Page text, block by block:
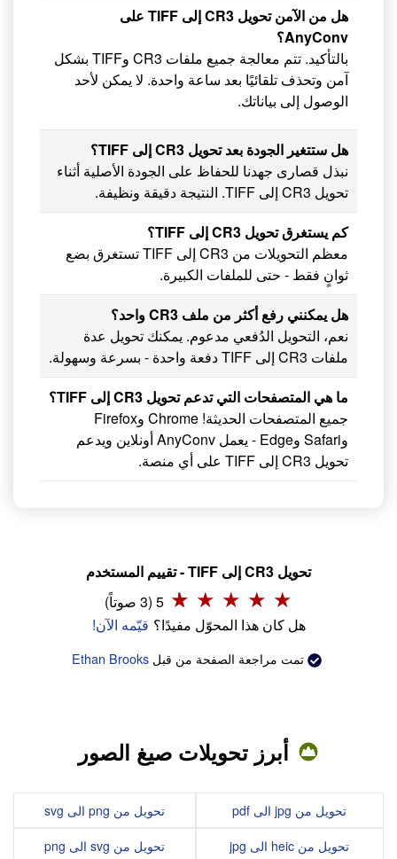
هل من الآمن تحويل CR3 إلى TIFF على
AnyConv؟
بالتأكيد. تتم معالجة جميع ملفات CR3 وTIFF بشكل
آمن وتحذف تلقائيًا بعد ساعة واحدة. لا يمكن لأحد
الوصول إلى بياناتك.
هل ستتغير الجودة بعد تحويل CR3 إلى TIFF؟
نبذل قصارى جهدنا للحفاظ على الجودة الأصلية أثناء
تحويل CR3 إلى TIFF. النتيجة دقيقة ونظيفة.
كم يستغرق تحويل CR3 إلى TIFF؟
معظم التحويلات من CR3 إلى TIFF تستغرق بضع
ثوانٍ فقط - حتى للملفات الكبيرة.
هل يمكنني رفع أكثر من ملف CR3 واحد؟
نعم، التحويل الدُفعي مدعوم. يمكنك تحويل عدة
ملفات CR3 إلى TIFF دفعة واحدة - بسرعة وسهولة.
ما هي المتصفحات التي تدعم تحويل CR3 إلى TIFF؟
جميع المتصفحات الحديثة! Chrome وFirefox
وSafari وEdge - يعمل AnyConv أونلاين ويدعم
تحويل CR3 إلى TIFF على أي منصة.
تحويل CR3 إلى TIFF - تقييم المستخدم
5 (3 صوتاً)
هل كان هذا المحوّل مفيدًا؟ قيّمه الآن!
تمت مراجعة الصفحة من قبل Ethan Brooks
أبرز تحويلات صيغ الصور
تحويل من jpg الى pdf
تحويل من heic الى jpg
تحويل من png الى svg
تحويل من svg الى png